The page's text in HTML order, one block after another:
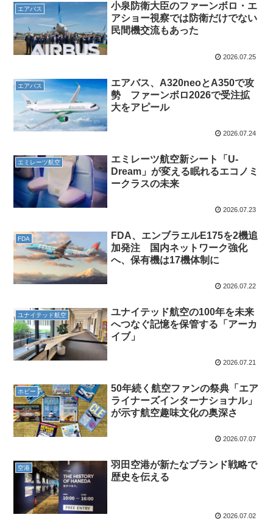
エアバス
小泉防衛大臣のファーンボロ・エ
アショー視察では防衛だけでない
民間機交流もあった
2026.07.25
エアバス
エアバス、A320neoとA350で攻
勢 ファーンボロ2026で受注拡
大をアピール
2026.07.24
エミレーツ航空
エミレーツ航空新シート「U-
Dream」が変える眠れるエコノミ
ークラスの未来
2026.07.23
FDA
FDA、エンブラエルE175を2機追
加発注 国内ネットワーク強化
へ、保有機は17機体制に
2026.07.22
ユナイテッド航空
ユナイテッド航空の100年を未来
へつなぐ記憶を保管する「アーカ
イブ」
2026.07.21
ホビー
50年続く航空ファンの祭典「エア
ライナーズインターナショナル」
が示す航空趣味文化の奥深さ
2026.07.07
空港
羽田空港が新たなブランド戦略で
歴史を伝える
2026.07.02